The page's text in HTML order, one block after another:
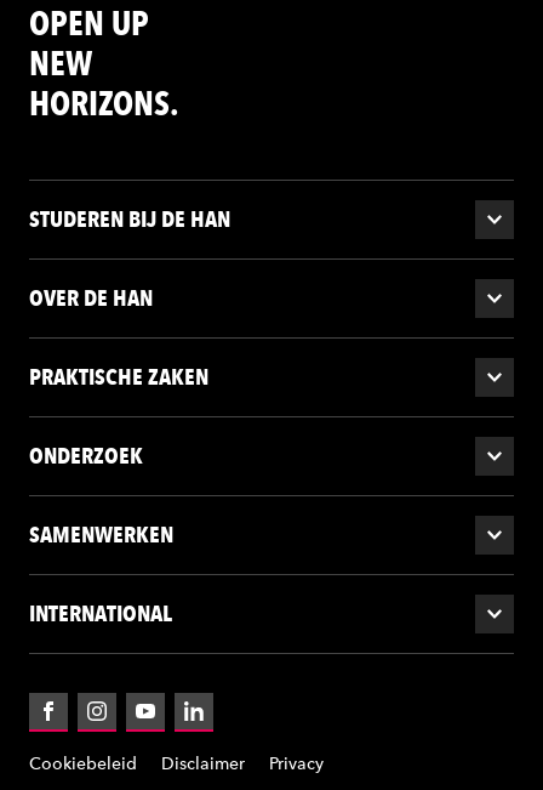
OPEN UP
NEW
HORIZONS.
STUDEREN BIJ DE HAN
OVER DE HAN
PRAKTISCHE ZAKEN
ONDERZOEK
SAMENWERKEN
INTERNATIONAL
FacebookInstagramYouTubeLinkedIn
Cookiebeleid Disclaimer Privacy